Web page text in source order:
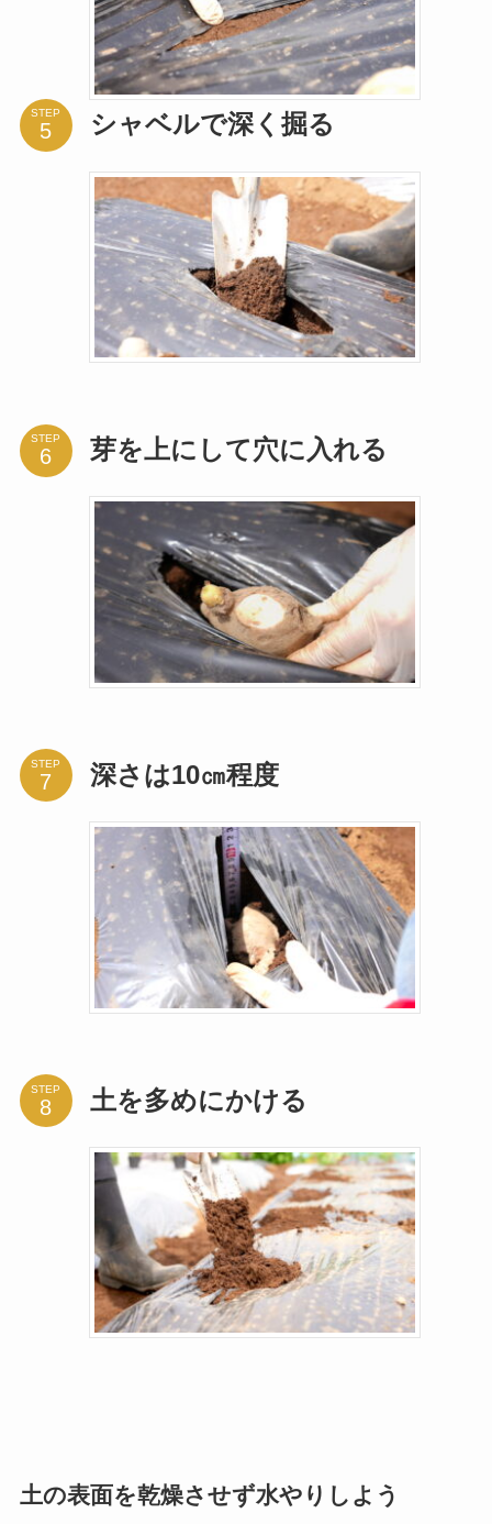
STEP シャベルで深く掘る
STEP 芽を上にして穴に入れる
STEP 深さは10㎝程度
STEP 土を多めにかける
土の表面を乾燥させず水やりしよう